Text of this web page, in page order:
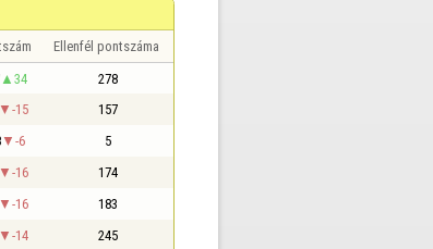
Ellenfél pontszáma
34 278
-15 157
-6 5
-16 174
-16 183
-14 245